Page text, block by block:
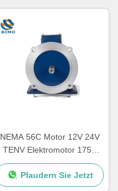
NEMA 56C Motor 12V 24V
TENV Elektromotor 1750
Rpm mit abnehmbarer Basis
Plaudern Sie Jetzt